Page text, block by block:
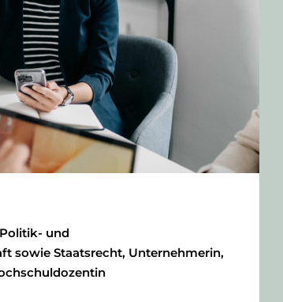
und
sowie Staatsrecht, Unternehmerin,